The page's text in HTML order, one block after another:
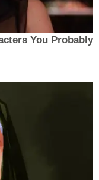
You Probably